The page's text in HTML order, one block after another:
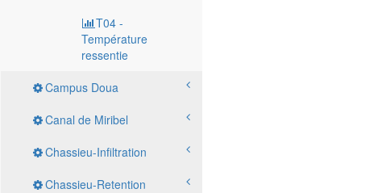
T04 -
Température
ressentie
Campus Doua
Canal de Miribel
Chassieu-Infiltration
Chassieu-Retention